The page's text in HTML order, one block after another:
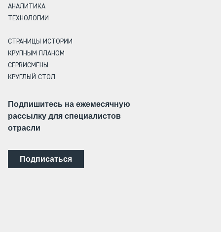
АНАЛИТИКА
ТЕХНОЛОГИИ
СТРАНИЦЫ ИСТОРИИ
КРУПНЫМ ПЛАНОМ
СЕРВИСМЕНЫ
КРУГЛЫЙ СТОЛ
Подпишитесь на ежемесячную
рассылку для специалистов
отрасли
Подписаться